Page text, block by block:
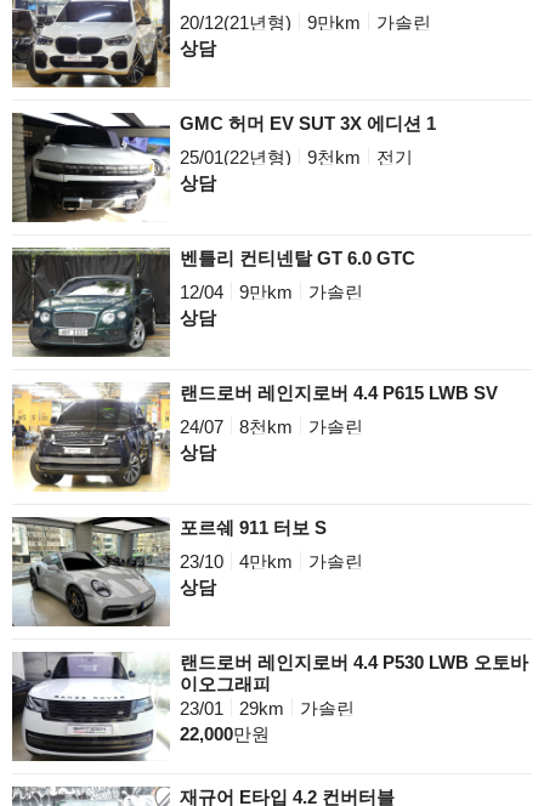
20/12(21년형)
9만km
가솔린
상담
GMC 허머 EV SUT 3X 에디션 1
25/01(22년형)
9천km
전기
상담
벤틀리 컨티넨탈 GT 6.0 GTC
12/04
9만km
가솔린
상담
랜드로버 레인지로버 4.4 P615 LWB SV
24/07
8천km
가솔린
상담
포르쉐 911 터보 S
23/10
4만km
가솔린
상담
랜드로버 레인지로버 4.4 P530 LWB 오토바
이오그래피
23/01
29km
가솔린
22,000만원
재규어 E타입 4.2 컨버터블